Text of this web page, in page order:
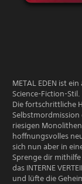
METAL EDEN ist
Science-Fiction-Stil.
Die fortschrittliche
Selbstmordmission
riesigen
hoffnungsvolles
sich nun aber in
Sprenge dir
das INTERNE
und lüfte die